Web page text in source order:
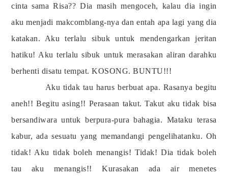
cinta sama Risa?? Dia masih mengoceh, kalau dia ingin
aku menjadi makcomblang-nya dan entah apa lagi yang dia
katakan. Aku terlalu sibuk untuk mendengarkan jeritan
hatiku! Aku terlalu sibuk untuk merasakan aliran darahku
berhenti disatu tempat. KOSONG. BUNTU!!!
Aku tidak tau harus berbuat apa. Rasanya begitu
aneh!! Begitu asing!! Perasaan takut. Takut aku tidak bisa
bersandiwara untuk berpura-pura bahagia. Mataku terasa
kabur, ada sesuatu yang memandangi pengelihatanku. Oh
tidak! Aku tidak boleh menangis! Tidak! Dia tidak boleh
tau aku menangis!! Kurasakan ada air menetes